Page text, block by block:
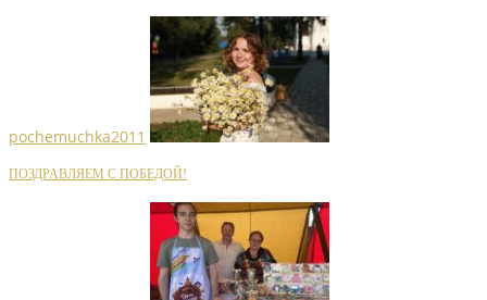
pochemuchka2011
ПОЗДРАВЛЯЕМ С ПОБЕДОЙ!